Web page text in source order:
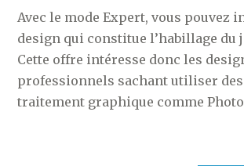
Avec le mode Expert, vous pouvez
design qui constitue l’habillage du
Cette offre intéresse donc les
professionnels sachant utiliser
traitement graphique comme